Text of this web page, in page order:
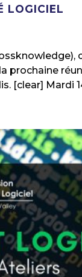
LOGICIEL
prochaine
[clear] Mardi